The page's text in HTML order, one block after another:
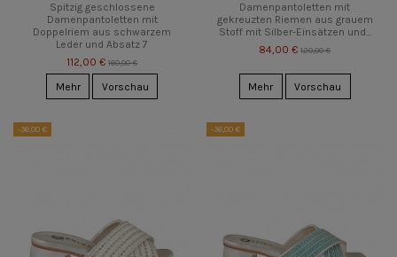
Spitzig geschlossene
Damenpantoletten mit
Doppelriem aus schwarzem
Leder und Absatz 7
112,00 € 160,00 €
Mehr Vorschau
Damenpantoletten mit
gekreuzten Riemen aus grauem
Stoff mit Silber‑Einsätzen und...
84,00 € 120,00 €
Mehr Vorschau
-36,00 € -36,00 €